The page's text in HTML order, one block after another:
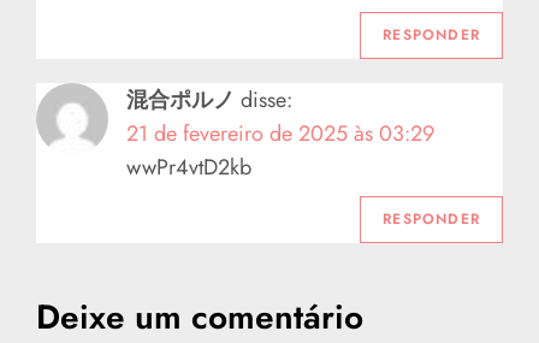
o
d
o
RESPONDER
混合ポルノ disse:
21 de fevereiro de 2025 às 03:29
wwPr4vtD2kb
RESPONDER
Deixe um comentário